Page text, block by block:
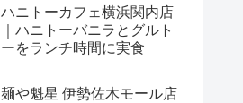
ハニトーカフェ横浜関内店
｜ハニトーバニラとグルト
ーをランチ時間に実食
麺や魁星 伊勢佐木モール店